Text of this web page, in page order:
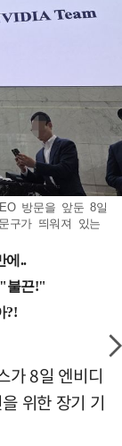
방문을 앞둔 8일
구가 띄워져 있는
가 8일 엔비디
위한 장기 기